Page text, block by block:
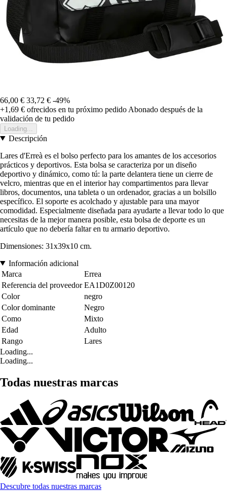
66,00 € 33,72 € -49%
+1,69 € ofrecidos en tu próximo pedido Abonado después de la
validación de tu pedido
Loading...
Descripción
Lares d'Erreà es el bolso perfecto para los amantes de los accesorios
prácticos y deportivos. Esta bolsa se caracteriza por un diseño
deportivo y dinámico, como tú: la parte delantera tiene un cierre de
velcro, mientras que en el interior hay compartimentos para llevar
libros, documentos, una tableta o un ordenador, gracias a un bolsillo
específico. El soporte es acolchado y ajustable para una mayor
comodidad. Especialmente diseñada para ayudarte a llevar todo lo que
necesitas de la mejor manera posible, esta bolsa de deporte es un
artículo que no debería faltar en tu armario deportivo.
Dimensiones: 31x39x10 cm.
Información adicional
Marca
Errea
Referencia del proveedor EA1D0Z00120
Color
negro
Color dominante
Negro
Como
Mixto
Edad
Adulto
Rango
Lares
Loading...
Loading...
Todas nuestras marcas
Descubre todas nuestras marcas